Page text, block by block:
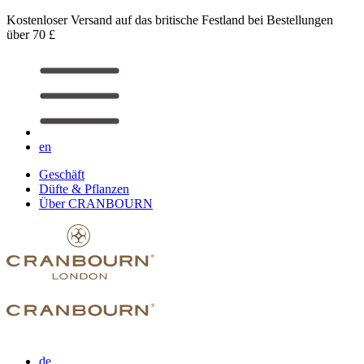
Kostenloser Versand auf das britische Festland bei Bestellungen
über 70 £
en
Geschäft
Düfte & Pflanzen
Über CRANBOURN
de